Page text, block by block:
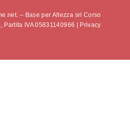
– Base per Altezza srl Corso
Partita IVA 05831140966 | Privacy